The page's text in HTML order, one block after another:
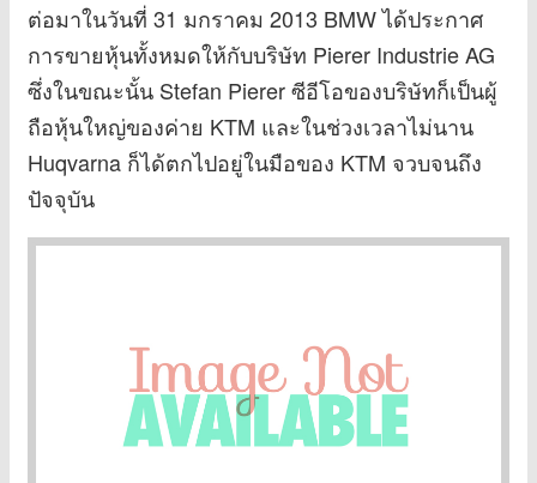
ต่อมาในวันที่ 31 มกราคม 2013 BMW ได้ประกาศ
การขายหุ้นทั้งหมดให้กับบริษัท Pierer Industrie AG
ซึ่งในขณะนั้น Stefan Pierer ซีอีโอของบริษัทก็เป็นผู้
ถือหุ้นใหญ่ของค่าย KTM และในช่วงเวลาไม่นาน
Huqvarna ก็ได้ตกไปอยู่ในมือของ KTM จวบจนถึง
ปัจจุบัน